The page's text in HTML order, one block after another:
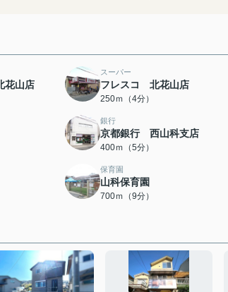
花山店
スーパー
フレスコ 北花山店
250ｍ（4分）
銀行
京都銀行 西山科支店
400ｍ（5分）
保育園
山科保育園
700ｍ（9分）